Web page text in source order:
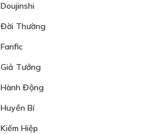
Doujinshi
Đời Thường
Fanfic
Giả Tưởng
Hành Động
Huyền Bí
Kiếm Hiệp